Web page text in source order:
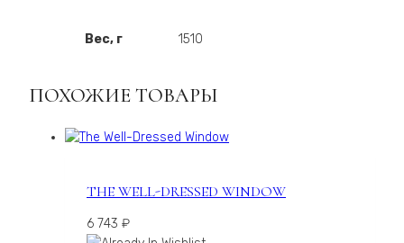
Вес, г 1510
ПОХОЖИЕ ТОВАРЫ
THE WELL-DRESSED WINDOW
6 743 ₽